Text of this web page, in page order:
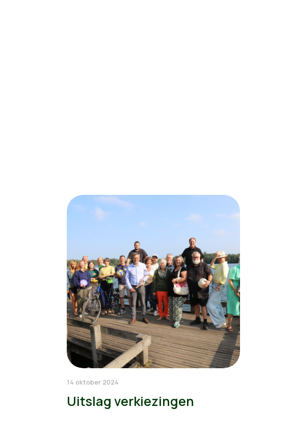
14 oktober 2024
Uitslag verkiezingen